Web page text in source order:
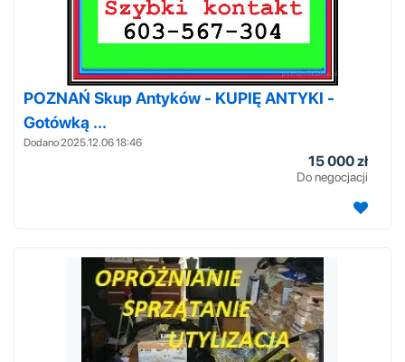
POZNAŃ Skup Antyków - KUPIĘ ANTYKI -
Gotówką ...
Dodano 2025.12.06 18:46
15 000 zł
Do negocjacji